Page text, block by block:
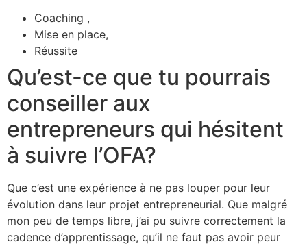
Coaching ,
Mise en place,
Réussite
Qu’est-ce que tu pourrais
conseiller aux
entrepreneurs qui hésitent
à suivre l’OFA?
Que c’est une expérience à ne pas louper pour leur
évolution dans leur projet entrepreneurial. Que malgré
mon peu de temps libre, j’ai pu suivre correctement la
cadence d’apprentissage, qu’il ne faut pas avoir peur